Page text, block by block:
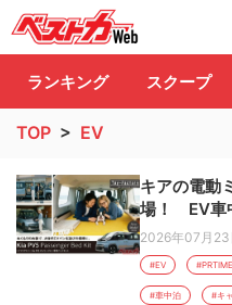
自動車情
ランキング スクープ
TOP > EV
キアの電動
場！ EV車
2026年07月23
#EV
#車中泊 #キ